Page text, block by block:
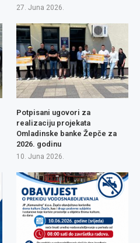
27. Juna 2026.
Potpisani ugovori za
realizaciju projekata
Omladinske banke Žepče za
2026. godinu
10. Juna 2026.